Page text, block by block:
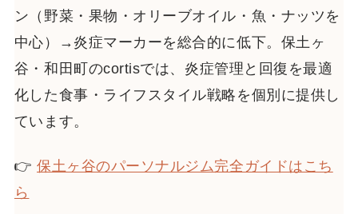
ン（野菜・果物・オリーブオイル・魚・ナッツを
中心）→炎症マーカーを総合的に低下。保土ヶ
谷・和田町のcortisでは、炎症管理と回復を最適
化した食事・ライフスタイル戦略を個別に提供し
ています。
👉 保土ヶ谷のパーソナルジム完全ガイドはこち
ら